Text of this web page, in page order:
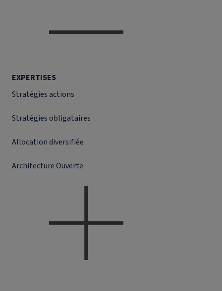
EXPERTISES
Stratégies actions
Stratégies obligataires
Allocation diversifiée
Architecture Ouverte